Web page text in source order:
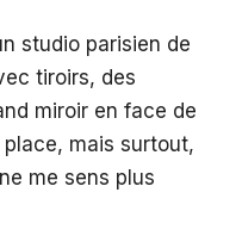
studio parisien de
tiroirs, des
miroir en face de
place, mais surtout,
me sens plus